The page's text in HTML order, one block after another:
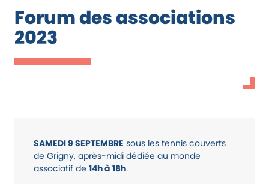
Forum des associations
2023
SAMEDI 9 SEPTEMBRE sous les tennis couverts
de Grigny, après-midi dédiée au monde
associatif de 14h à 18h.